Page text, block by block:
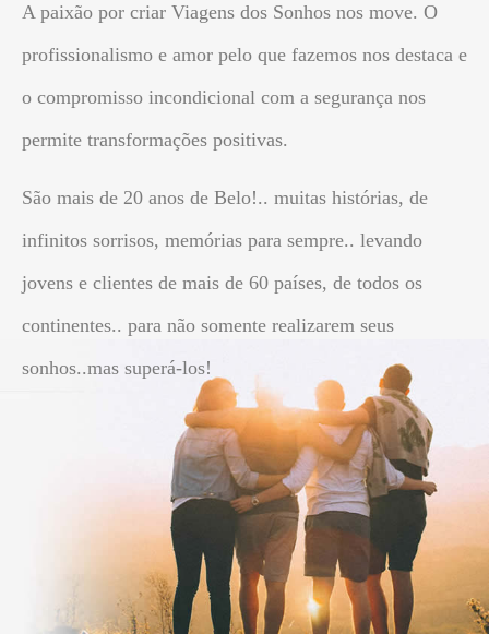
A paixão por criar Viagens dos Sonhos nos move. O
profissionalismo e amor pelo que fazemos nos destaca e
o compromisso incondicional com a segurança nos
permite transformações positivas.
São mais de 20 anos de Belo!.. muitas histórias, de
infinitos sorrisos, memórias para sempre.. levando
jovens e clientes de mais de 60 países, de todos os
continentes.. para não somente realizarem seus
sonhos..mas superá-los!